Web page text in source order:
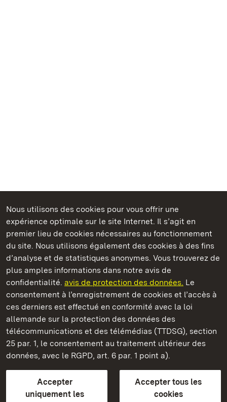
Nous utilisons des cookies pour vous offrir une
expérience optimale sur le site Internet. Il s’agit en
premier lieu de cookies nécessaires au fonctionnement
du site. Nous utilisons également des cookies à des fins
d’analyse et de statistiques anonymes. Vous trouverez de
plus amples informations dans notre avis de
confidentialité. avis de protection des données. Le
consentement à l’enregistrement de cookies et l’accès à
ces derniers est effectué en conformité avec la loi
allemande sur la protection des données des
télécommunications et des télémédias (TTDSG), section
25 par. 1, le consentement au traitement ultérieur des
données, avec le RGPD, art. 6 par. 1 point a).
Accepter
uniquement les
Accepter tous les
cookies
Châteaux et jardins publics du Bade-Wurtemberg
Château résidentiel de Rastatt
Châteaux et jardins publics du Bade-Wurtemberg
Contact et InformationsFAQ et réponsesMentions légales
Protection des données
Explications sur l’accessibilité
BITV-konform (geprüfte Seiten)
plus loin